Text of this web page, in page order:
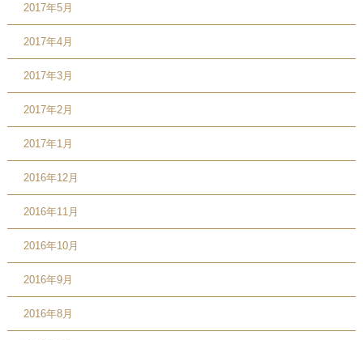
2017年5月
2017年4月
2017年3月
2017年2月
2017年1月
2016年12月
2016年11月
2016年10月
2016年9月
2016年8月